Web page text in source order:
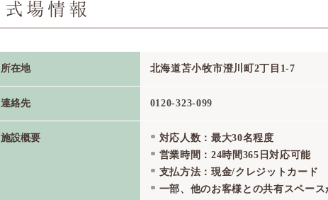
式場情報
所在地 北海道苫小牧市澄川町2丁目1-7
連絡先 0120-323-099
施設概要
対応人数：最大30名程度
営業時間：24時間365日対応可能
支払方法：現金/クレジットカード
一部、他のお客様との共有スペー